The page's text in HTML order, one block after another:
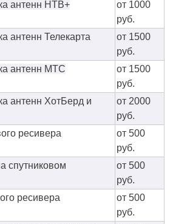
антенн НТВ+
от 1000
руб.
антенн Телекарта
от 1500
руб.
антенн МТС
от 1500
руб.
антенн ХотБерд и
от 2000
руб.
ресивера
от 500
руб.
спутниковом
от 500
руб.
ресивера
от 500
руб.